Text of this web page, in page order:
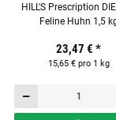
HILL'S Prescription
Feline Huhn 1,5
23,47 € *
15,65 € pro 1 kg